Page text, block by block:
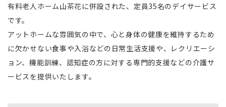
有料老人ホーム山茶花に併設された、定員35名のデイサービス
です。
アットホームな雰囲気の中で、心と身体の健康を維持するため
に欠かせない食事や入浴などの日常生活支援や、レクリエーシ
ョン、機能訓練、認知症の方に対する専門的支援などの介護サ
ービスを提供いたします。